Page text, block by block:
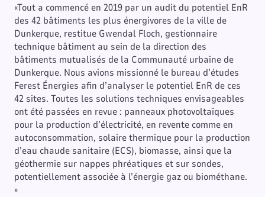
«Tout a commencé en 2019 par un audit du potentiel EnR
des 42 bâtiments les plus énergivores de la ville de
Dunkerque, restitue Gwendal Floch, gestionnaire
technique bâtiment au sein de la direction des
bâtiments mutualisés de la Communauté urbaine de
Dunkerque. Nous avions missionné le bureau d’études
Ferest Énergies afin d’analyser le potentiel EnR de ces
42 sites. Toutes les solutions techniques envisageables
ont été passées en revue : panneaux photovoltaïques
pour la production d’électricité, en revente comme en
autoconsommation, solaire thermique pour la production
d’eau chaude sanitaire (ECS), biomasse, ainsi que la
géothermie sur nappes phréatiques et sur sondes,
potentiellement associée à l’énergie gaz ou biométhane.
»